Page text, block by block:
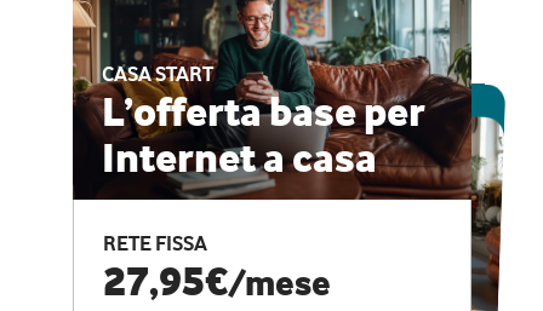
CASA START
L’offerta base per
Internet a casa
RETE FISSA
27,95€/mese
ESCLUSIVA ONLINE
CASA PRO
Internet veloce e
vantaggi speciali